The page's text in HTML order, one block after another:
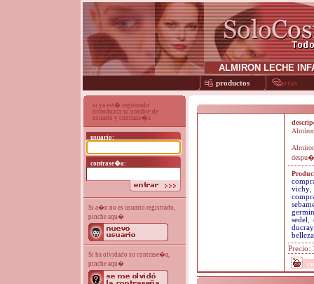
productos ofertas
si ya est� registrado
introduzca su nombre de
usuario y contrase�a
usuario:
contrase�a:
Si a�n no es usuario registrado,
pinche aqu�
Si ha olvidado su contrase�a,
pinche aqu�
vichy,
sedel
ducray
belleza
Precio: